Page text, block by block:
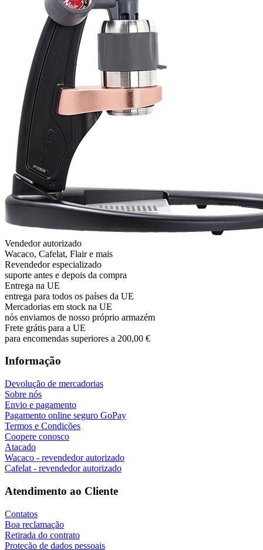
Vendedor autorizado
Wacaco, Cafelat, Flair e mais
Revendedor especializado
suporte antes e depois da compra
Entrega na UE
entrega para todos os países da UE
Mercadorias em stock na UE
nós enviamos de nosso próprio armazém
Frete grátis para a UE
para encomendas superiores a 200,00 €
Informação
Devolução de mercadorias
Sobre nós
Envio e pagamento
Pagamento online seguro GoPay
Termos e Condições
Coopere conosco
Atacado
Wacaco - revendedor autorizado
Cafelat - revendedor autorizado
Atendimento ao Cliente
Contatos
Boa reclamação
Retirada do contrato
Proteção de dados pessoais